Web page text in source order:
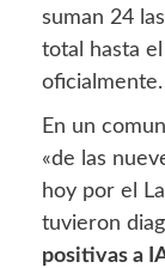
suman 24
total hasta
oficialmente.
En un
«de las
hoy por el
tuvieron
positivas a